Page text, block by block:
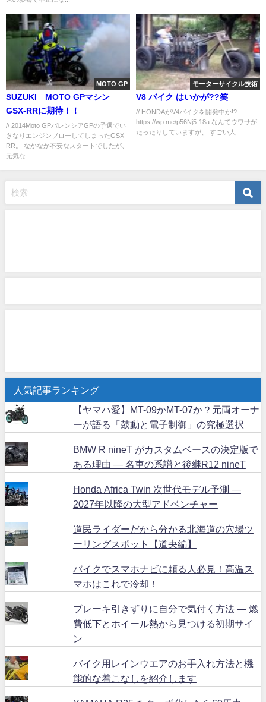
MOTO GP
SUZUKI MOTO GPマシン
GSX-RRに期待！！
// 2014Moto GPバレンシアGPの予選でい
きなりエンジンブローしてしまったGSX-
RR。 なかなか不安なスタートでしたが、
元気な...
モーターサイクル技術
V8 バイク はいかが??笑
// HONDAがV4バイクを開発中か!?
https://wp.me/p56Nj5-18a なんてウワサが
たったりしていますが、 すごい人...
人気記事ランキング
【ヤマハ愛】MT-09かMT-07か？元両オーナ
ーが語る「鼓動と電子制御」の究極選択
BMW R nineT がカスタムベースの決定版で
ある理由 ― 名車の系譜と後継R12 nineT
Honda Africa Twin 次世代モデル予測 ―
2027年以降の大型アドベンチャー
道民ライダーだから分かる北海道の穴場ツ
ーリングスポット【道央編】
バイクでスマホナビに頼る人必見！高温ス
マホはこれで冷却！
ブレーキ引きずりに自分で気付く方法 ― 燃
費低下とホイール熱から見つける初期サイ
ン
バイク用レインウエアのお手入れ方法と機
能的な着こなしを紹介します